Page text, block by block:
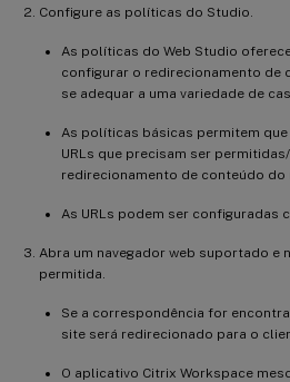
Configure as políticas do Studio.
As políticas do Web Studio
configurar o redirecionamento de
se adequar a uma variedade de
As políticas básicas permitem
URLs que precisam ser
redirecionamento de conteúdo do
As URLs podem ser configuradas
Abra um navegador web suportado e
permitida.
Se a correspondência for
site será redirecionado para o
O aplicativo Citrix Workspace